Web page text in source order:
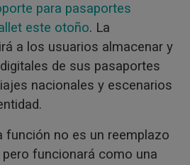
para pasaportes
este otoño. La
a los usuarios almacenar y
de sus pasaportes
nacionales y escenarios
función no es un reemplazo
funcionará como una